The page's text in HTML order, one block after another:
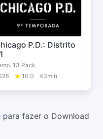
P.D.: Distrito
13 Pack
10.0 43min
para fazer o Download